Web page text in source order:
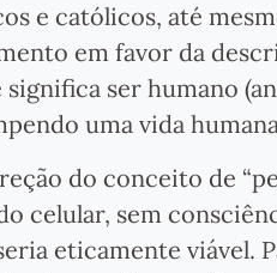
e católicos, até
em favor da
ser humano
uma vida
do conceito de
celular, sem
eticamente viável.